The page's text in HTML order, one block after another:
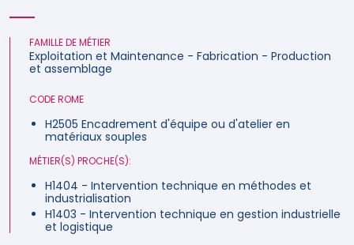
FAMILLE DE MÉTIER
Exploitation et Maintenance - Fabrication - Production
et assemblage
CODE ROME
H2505 Encadrement d'équipe ou d'atelier en
matériaux souples
MÉTIER(S) PROCHE(S):
H1404 - Intervention technique en méthodes et
industrialisation
H1403 - Intervention technique en gestion industrielle
et logistique